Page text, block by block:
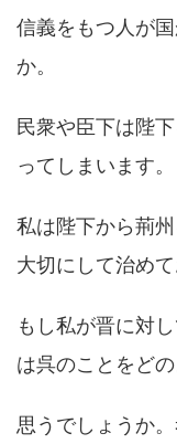
信義をもつ人が
か。
民衆や臣下は陛
ってしまいます。
私は陛下から荊
大切にして治めて
もし私が晋に対
は呉のことをど
思うでしょうか